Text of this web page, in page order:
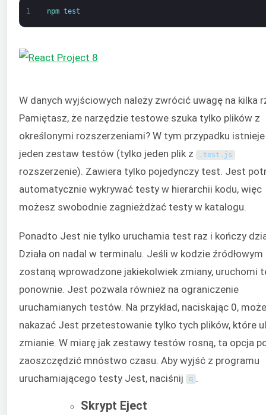
1 npm test
W danych wyjściowych należy zwrócić uwagę na kilka
Pamiętasz, że narzędzie testowe szuka tylko plików z
określonymi rozszerzeniami? W tym przypadku
jeden zestaw testów (tylko jeden plik z
.test . js
rozszerzenie). Zawiera tylko pojedynczy test. Jest
automatycznie wykrywać testy w hierarchii kodu, więc
możesz swobodnie zagnieżdżać testy w katalogu.
Ponadto Jest nie tylko uruchamia test raz i kończy
Działa on nadal w terminalu. Jeśli w kodzie źródłowym
zostaną wprowadzone jakiekolwiek zmiany, uruchomi
ponownie. Jest pozwala również na ograniczenie
uruchamianych testów. Na przykład, naciskając 0,
nakazać Jest przetestowanie tylko tych plików, które
zmianie. W miarę jak zestawy testów rosną, ta opcja
zaoszczędzić mnóstwo czasu. Aby wyjść z programu
uruchamiającego testy Jest, naciśnij
q .
Skrypt Eject